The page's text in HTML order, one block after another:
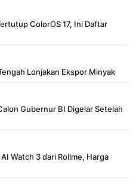
ColorOS 17, Ini Daftar
Lonjakan Ekspor Minyak
Gubernur BI Digelar Setelah
Watch 3 dari Rollme, Harga